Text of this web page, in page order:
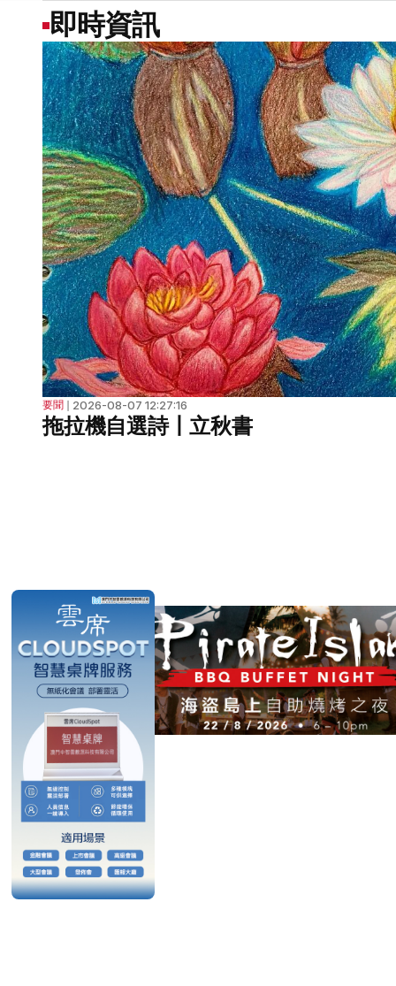
即時資訊
要聞 ❘ 2026-08-07 12:27:16
拖拉機自選詩丨立秋書